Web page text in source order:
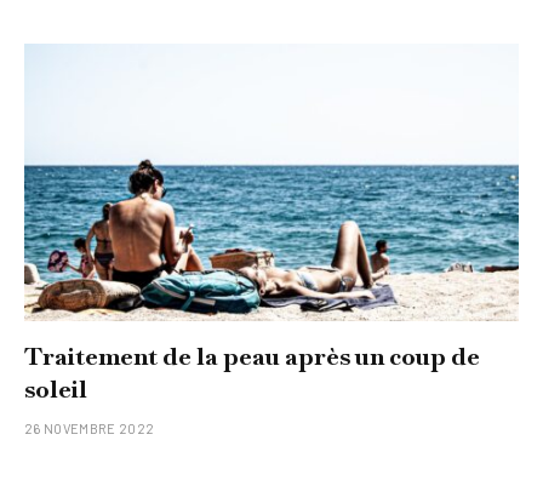
Traitement de la peau après un coup de
soleil
26 NOVEMBRE 2022